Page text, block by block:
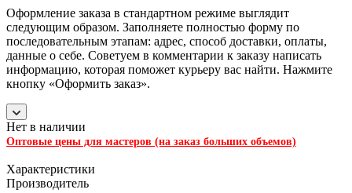
Оформление заказа в стандартном режиме выглядит
следующим образом. Заполняете полностью форму по
последовательным этапам: адрес, способ доставки, оплаты,
данные о себе. Советуем в комментарии к заказу написать
информацию, которая поможет курьеру вас найти. Нажмите
кнопку «Оформить заказ».
Нет в наличии
Оптовые цены для мастеров (на заказ больших объемов)
Характеристики
Производитель